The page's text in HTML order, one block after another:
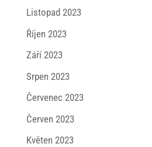
Listopad 2023
Říjen 2023
Září 2023
Srpen 2023
Červenec 2023
Červen 2023
Květen 2023